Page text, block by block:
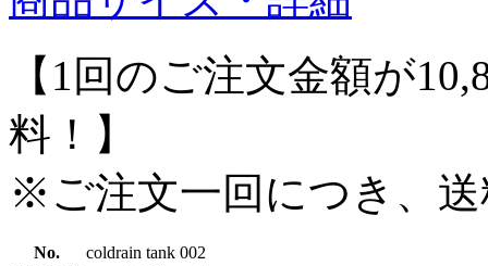
【1回のご注文金額が
料！】
※ご注文一回につき、
No.
coldrain tank 002